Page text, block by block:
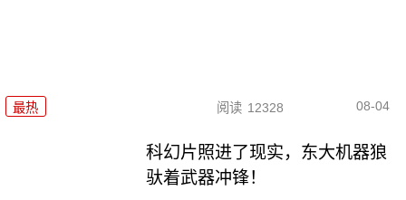
最热 阅读 12328 08-04
科幻片照进了现实，东大机器狼
驮着武器冲锋！